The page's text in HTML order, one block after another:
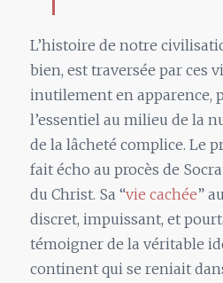
L’histoire de notre
bien, est traversée par ces
inutilement en apparence,
l’essentiel au milieu de la
de la lâcheté complice. Le
fait écho au procès de
du Christ. Sa “vie cachée”
discret, impuissant, et
témoigner de la véritable
continent qui se reniait